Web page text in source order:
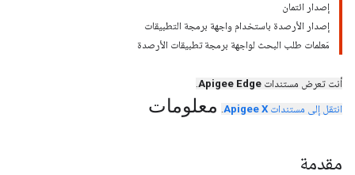
إصدار ائتمان
إصدار الأرصدة باستخدام واجهة برمجة التطبيقات
مَعلمات طلب البحث لواجهة برمجة تطبيقات الأرصدة
أنت تعرض مستندات Apigee Edge
.
انتقل إلى مستندات Apigee X
. معلومات
مقدمة